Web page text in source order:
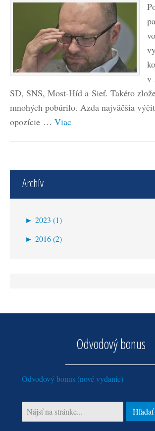
v
SD, SNS, Most-Híd a Sieť. Takéto
mnohých pobúrilo. Azda najväčšia
opozície … Viac
Archív
► 2023 (1)
► 2016 (2)
Odvodový bonus
Odvodový bonus (nové vydanie)